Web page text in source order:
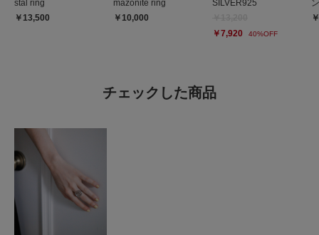
stal ring
￥13,500
mazonite ring
￥10,000
SILVER925
￥7,920
40%OFF
チェックした商品